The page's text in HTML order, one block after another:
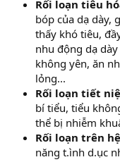
Rối loạn tiêu
bóp của dạ dày,
thấy khó tiêu,
nhu động dạ
không yên, ăn
lỏng...
Rối loạn tiết
bí tiểu, tiểu
thể bị nhiễm
Rối loạn trên
năng t.ình d.ục